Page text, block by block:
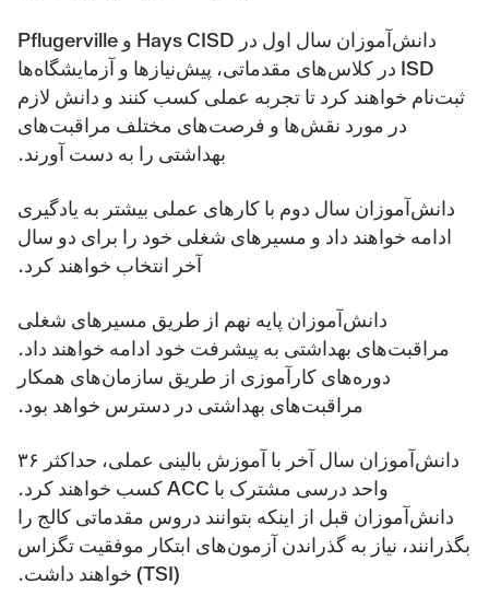
دانش‌آموزان سال اول در Hays CISD و Pflugerville
ISD در کلاس‌های مقدماتی، پیش‌نیازها و آزمایشگاه‌ها
ثبت‌نام خواهند کرد تا تجربه عملی کسب کنند و دانش لازم
در مورد نقش‌ها و فرصت‌های مختلف مراقبت‌های
بهداشتی را به دست آورند.
دانش‌آموزان سال دوم با کارهای عملی بیشتر به یادگیری
ادامه خواهند داد و مسیرهای شغلی خود را برای دو سال
آخر انتخاب خواهند کرد.
دانش‌آموزان پایه نهم از طریق مسیرهای شغلی
مراقبت‌های بهداشتی به پیشرفت خود ادامه خواهند داد.
دوره‌های کارآموزی از طریق سازمان‌های همکار
مراقبت‌های بهداشتی در دسترس خواهد بود.
دانش‌آموزان سال آخر با آموزش بالینی عملی، حداکثر ۳۶
واحد درسی مشترک با ACC کسب خواهند کرد.
دانش‌آموزان قبل از اینکه بتوانند دروس مقدماتی کالج را
بگذرانند، نیاز به گذراندن آزمون‌های ابتکار موفقیت تگزاس
(TSI) خواهند داشت.